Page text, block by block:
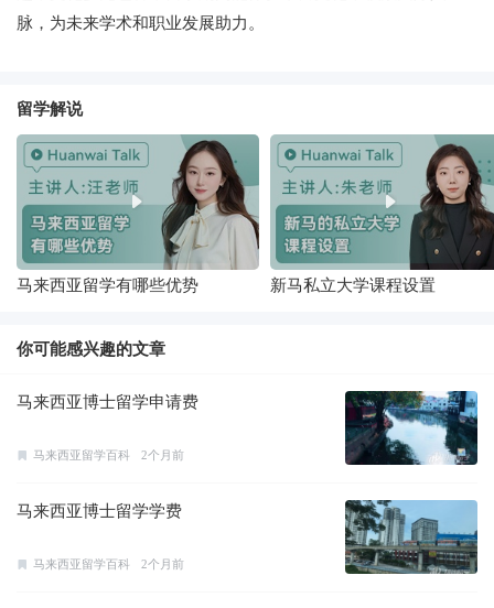
脉，为未来学术和职业发展助力。
留学解说
马来西亚留学有哪些优势 新马私立大学课程设置
你可能感兴趣的文章
马来西亚博士留学申请费
马来西亚留学百科 2个月前
马来西亚博士留学学费
马来西亚留学百科 2个月前